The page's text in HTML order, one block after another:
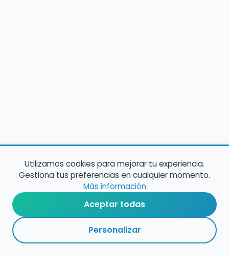
Utilizamos cookies para mejorar tu experiencia.
Gestiona tus preferencias en cualquier momento.
Más información
Aceptar todas
Personalizar